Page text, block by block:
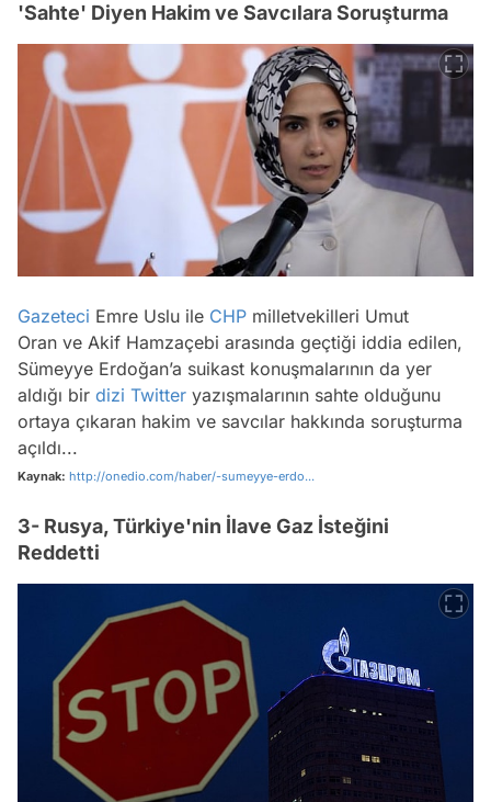
'Sahte' Diyen Hakim ve Savcılara Soruşturma
Gazeteci Emre Uslu ile CHP milletvekilleri Umut
Oran ve Akif Hamzaçebi arasında geçtiği iddia edilen,
Sümeyye Erdoğan’a suikast konuşmalarının da yer
aldığı bir dizi Twitter yazışmalarının sahte olduğunu
ortaya çıkaran hakim ve savcılar hakkında soruşturma
açıldı...
Kaynak: http://onedio.com/haber/-sumeyye-erdo...
3- Rusya, Türkiye'nin İlave Gaz İsteğini
Reddetti